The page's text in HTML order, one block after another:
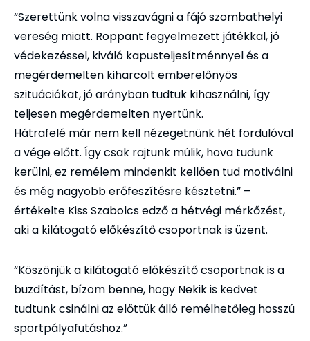
“Szerettünk volna visszavágni a fájó szombathelyi
vereség miatt. Roppant fegyelmezett játékkal, jó
védekezéssel, kiváló kapusteljesítménnyel és a
megérdemelten kiharcolt emberelőnyös
szituációkat, jó arányban tudtuk kihasználni, így
teljesen megérdemelten nyertünk.
Hátrafelé már nem kell nézegetnünk hét fordulóval
a vége előtt. Így csak rajtunk múlik, hova tudunk
kerülni, ez remélem mindenkit kellően tud motiválni
és még nagyobb erőfeszítésre késztetni.” –
értékelte Kiss Szabolcs edző a hétvégi mérkőzést,
aki a kilátogató előkészítő csoportnak is üzent.
“Köszönjük a kilátogató előkészítő csoportnak is a
buzdítást, bízom benne, hogy Nekik is kedvet
tudtunk csinálni az előttük álló remélhetőleg hosszú
sportpályafutáshoz.”